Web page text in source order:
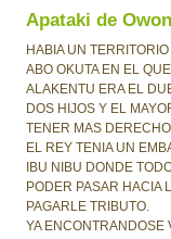
Apataki de
HABIA UN
ABO OKUTA EN EL
ALAKENTU ERA EL
DOS HIJOS Y EL
TENER MAS
EL REY TENIA UN
IBU NIBU DONDE
PODER PASAR HACIA
PAGARLE TRIBUTO.
YA ENCONTRANDOSE